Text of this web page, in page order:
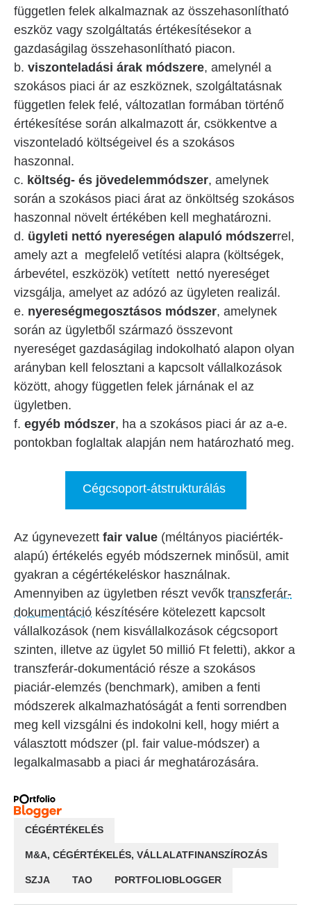
független felek alkalmaznak az összehasonlítható
eszköz vagy szolgáltatás értékesítésekor a
gazdaságilag összehasonlítható piacon.
b. viszonteladási árak módszere, amelynél a
szokásos piaci ár az eszköznek, szolgáltatásnak
független felek felé, változatlan formában történő
értékesítése során alkalmazott ár, csökkentve a
viszonteladó költségeivel és a szokásos
haszonnal.
c. költség- és jövedelemmódszer, amelynek
során a szokásos piaci árat az önköltség szokásos
haszonnal növelt értékében kell meghatározni.
d. ügyleti nettó nyereségen alapuló módszerrel,
amely azt a megfelelő vetítési alapra (költségek,
árbevétel, eszközök) vetített nettó nyereséget
vizsgálja, amelyet az adózó az ügyleten realizál.
e. nyereségmegosztásos módszer, amelynek
során az ügyletből származó összevont
nyereséget gazdaságilag indokolható alapon olyan
arányban kell felosztani a kapcsolt vállalkozások
között, ahogy független felek járnának el az
ügyletben.
f. egyéb módszer, ha a szokásos piaci ár az a-e.
pontokban foglaltak alapján nem határozható meg.
Cégcsoport-átstrukturálás
Az úgynevezett fair value (méltányos piaciérték-
alapú) értékelés egyéb módszernek minősül, amit
gyakran a cégértékeléskor használnak.
Amennyiben az ügyletben részt vevők transzferár-
dokumentáció készítésére kötelezett kapcsolt
vállalkozások (nem kisvállalkozások cégcsoport
szinten, illetve az ügylet 50 millió Ft feletti), akkor a
transzferár-dokumentáció része a szokásos
piaciár-elemzés (benchmark), amiben a fenti
módszerek alkalmazhatóságát a fenti sorrendben
meg kell vizsgálni és indokolni kell, hogy miért a
választott módszer (pl. fair value-módszer) a
legalkalmasabb a piaci ár meghatározására.
CÉGÉRTÉKELÉS
M&A, CÉGÉRTÉKELÉS, VÁLLALATFINANSZÍROZÁS
SZJA TAO PORTFOLIOBLOGGER